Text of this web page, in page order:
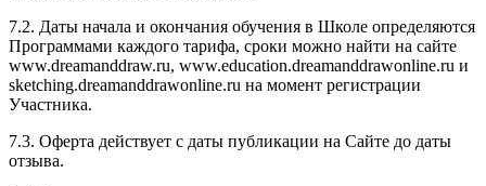
7.2. Даты начала и окончания обучения в Школе определяются
Программами каждого тарифа, сроки можно найти на сайте
www.dreamanddraw.ru, www.education.dreamanddrawonline.ru и
sketching.dreamanddrawonline.ru на момент регистрации
Участника.
7.3. Оферта действует с даты публикации на Сайте до даты
отзыва.